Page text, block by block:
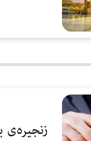
زنجیرەی